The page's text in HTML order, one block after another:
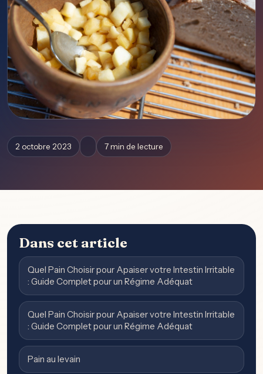
2 octobre 2023 7 min de lecture
Dans cet article
Quel Pain Choisir pour Apaiser votre Intestin Irritable
: Guide Complet pour un Régime Adéquat
Quel Pain Choisir pour Apaiser votre Intestin Irritable
: Guide Complet pour un Régime Adéquat
Pain au levain